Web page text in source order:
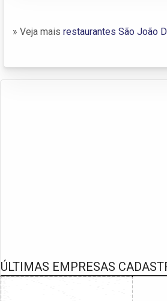
» Veja mais restaurantes São João
ÚLTIMAS EMPRESAS